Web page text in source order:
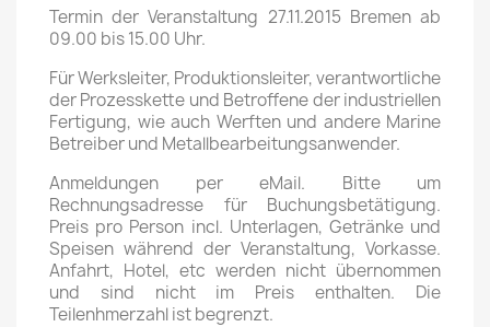
Termin der Veranstaltung 27.11.2015 Bremen ab
09.00 bis 15.00 Uhr.
Für Werksleiter, Produktionsleiter, verantwortliche
der Prozesskette und Betroffene der industriellen
Fertigung, wie auch Werften und andere Marine
Betreiber und Metallbearbeitungsanwender.
Anmeldungen per eMail. Bitte um
Rechnungsadresse für Buchungsbetätigung.
Preis pro Person incl. Unterlagen, Getränke und
Speisen während der Veranstaltung, Vorkasse.
Anfahrt, Hotel, etc werden nicht übernommen
und sind nicht im Preis enthalten. Die
Teilenhmerzahl ist begrenzt.